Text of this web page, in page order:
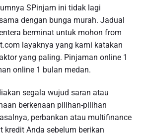
SPinjam ini tidak lagi
dengan bunga murah. Jadual
berminat untuk mohon from
layaknya yang kami katakan
yang paling. Pinjaman online 1
online 1 bulan medan.
segala wujud saran atau
berkenaan pilihan-pilihan
perbankan atau multifinance
kredit Anda sebelum berikan